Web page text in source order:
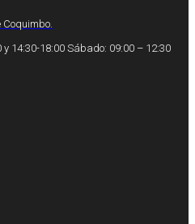
Coquimbo.
y 14:30-18:00 Sábado: 09:00 – 12:30